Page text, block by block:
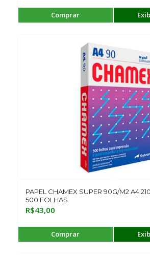
Comprar
PAPEL CHAMEX SUPER 90G/M2 A4
500 FOLHAS.
R$43,00
Comprar